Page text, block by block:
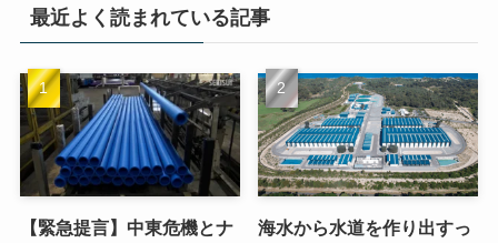
最近よく読まれている記事
【緊急提言】中東危機とナ
海水から水道を作り出すっ